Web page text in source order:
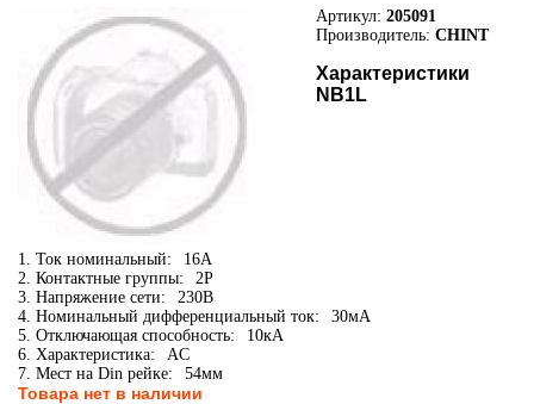
Артикул: 205091
Производитель: CHINT
Характеристики
NB1L
1. Ток номинальный:
16А
2. Контактные группы:
2P
3. Напряжение сети:
230В
4. Номинальный дифференциальный ток:
30мА
5. Отключающая способность:
10кА
6. Характеристика:
AC
7. Мест на Din рейке:
54мм
Товара нет в наличии